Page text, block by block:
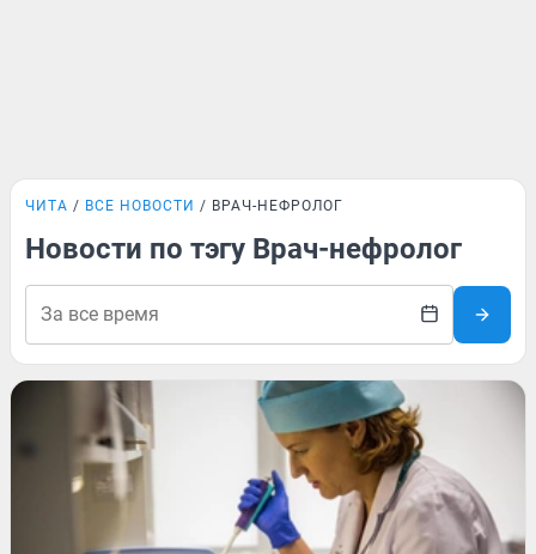
ЧИТА ВСЕ НОВОСТИ ВРАЧ-НЕФРОЛОГ
Новости по тэгу Врач-нефролог